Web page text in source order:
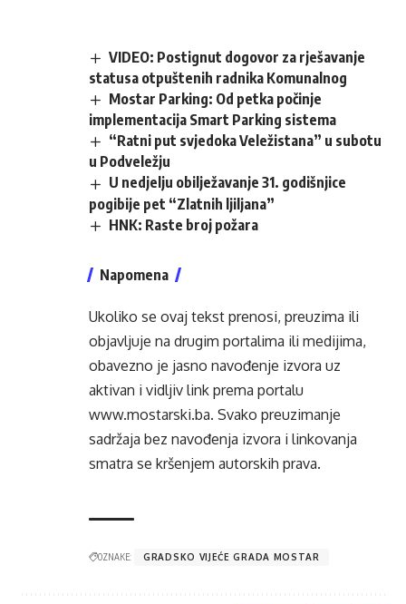
VIDEO: Postignut dogovor za rješavanje
statusa otpuštenih radnika Komunalnog
Mostar Parking: Od petka počinje
implementacija Smart Parking sistema
“Ratni put svjedoka Veležistana” u subotu
u Podveležju
U nedjelju obilježavanje 31. godišnjice
pogibije pet “Zlatnih ljiljana”
HNK: Raste broj požara
Napomena
Ukoliko se ovaj tekst prenosi, preuzima ili
objavljuje na drugim portalima ili medijima,
obavezno je jasno navođenje izvora uz
aktivan i vidljiv link prema portalu
www.mostarski.ba. Svako preuzimanje
sadržaja bez navođenja izvora i linkovanja
smatra se kršenjem autorskih prava.
OZNAKE: GRADSKO VIJEĆE GRADA MOSTAR